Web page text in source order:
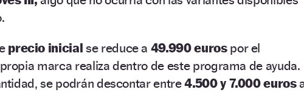
precio inicial se reduce a 49.990 eurospor el
marca realiza dentro de este programa de ayuda.
se podrán descontar entre4.500 y 7.000 euros